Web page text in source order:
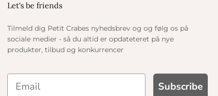
Let's be friends
Tilmeld dig Petit Crabes nyhedsbrev og og følg os på
sociale medier - så du altid er opdateteret på nye
produkter, tilbud og konkurrencer
Subscribe